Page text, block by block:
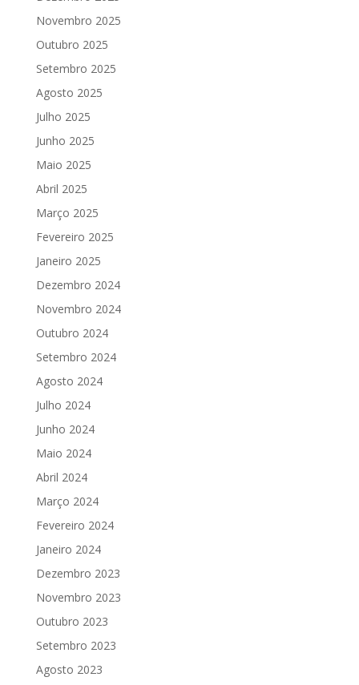
Novembro 2025
Outubro 2025
Setembro 2025
Agosto 2025
Julho 2025
Junho 2025
Maio 2025
Abril 2025
Março 2025
Fevereiro 2025
Janeiro 2025
Dezembro 2024
Novembro 2024
Outubro 2024
Setembro 2024
Agosto 2024
Julho 2024
Junho 2024
Maio 2024
Abril 2024
Março 2024
Fevereiro 2024
Janeiro 2024
Dezembro 2023
Novembro 2023
Outubro 2023
Setembro 2023
Agosto 2023